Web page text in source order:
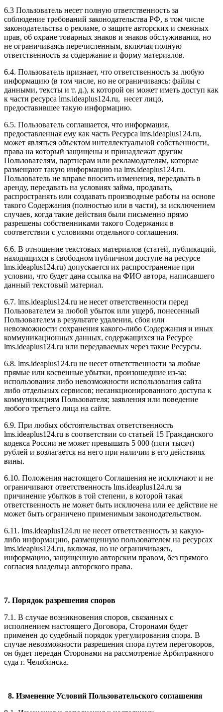
6.3 Пользователь несет полную ответственность за
соблюдение требований законодательства РФ, в том числе
законодательства о рекламе, о защите авторских и смежных
прав, об охране товарных знаков и знаков обслуживания, но
не ограничиваясь перечисленным, включая полную
ответственность за содержание и форму материалов.
6.4. Пользователь признает, что ответственность за любую
информацию (в том числе, но не ограничиваясь: файлы с
данными, тексты и т. д.), к которой он может иметь доступ как
к части ресурса lms.ideaplus124.ru, несет лицо,
предоставившее такую информацию.
6.5. Пользователь соглашается, что информация,
предоставленная ему как часть Ресурса lms.ideaplus124.ru,
может являться объектом интеллектуальной собственности,
права на который защищены и принадлежат другим
Пользователям, партнерам или рекламодателям, которые
размещают такую информацию на lms.ideaplus124.ru.
Пользователь не вправе вносить изменения, передавать в
аренду, передавать на условиях займа, продавать,
распространять или создавать производные работы на основе
такого Содержания (полностью или в части), за исключением
случаев, когда такие действия были письменно прямо
разрешены собственниками такого Содержания в
соответствии с условиями отдельного соглашения.
6.6. В отношение текстовых материалов (статей, публикаций,
находящихся в свободном публичном доступе на ресурсе
lms.ideaplus124.ru) допускается их распространение при
условии, что будет дана ссылка на ФИО автора, написавшего
данный текстовый материал.
6.7. lms.ideaplus124.ru не несет ответственности перед
Пользователем за любой убыток или ущерб, понесенный
Пользователем в результате удаления, сбоя или
невозможности сохранения какого-либо Содержания и иных
коммуникационных данных, содержащихся на Ресурсе
lms.ideaplus124.ru или передаваемых через такие Ресурсы.
6.8. lms.ideaplus124.ru не несет ответственности за любые
прямые или косвенные убытки, произошедшие из-за:
использования либо невозможности использования сайта
либо отдельных сервисов; несанкционированного доступа к
коммуникациям Пользователя; заявления или поведение
любого третьего лица на сайте.
6.9. При любых обстоятельствах ответственность
lms.ideaplus124.ru в соответствии со статьей 15 Гражданского
кодекса России не может превышать 5 000 (пяти тысяч)
рублей и возлагается на него при наличии в его действиях
вины.
6.10. Положения настоящего Соглашения не исключают и не
ограничивают ответственность lms.ideaplus124.ru за
причинение убытков в той степени, в которой такая
ответственность не может быть исключена или ее действие не
может быть ограничено применимым законодательством.
6.11. lms.ideaplus124.ru не несет ответственность за какую-
либо информацию, размещенную пользователем на ресурсах
lms.ideaplus124.ru, включая, но не ограничиваясь,
информацию, защищенную авторским правом, без прямого
согласия владельца авторского права.
7. Порядок разрешения споров
7.1. В случае возникновения споров, связанных с
исполнением настоящего Договора, Сторонами будет
применен до судебный порядок урегулирования спора. В
случае невозможности разрешения спора путем переговоров,
он будет передан Сторонами на рассмотрение Арбитражного
суда г. Челябинска.
8. Изменение Условий Пользовательского соглашения